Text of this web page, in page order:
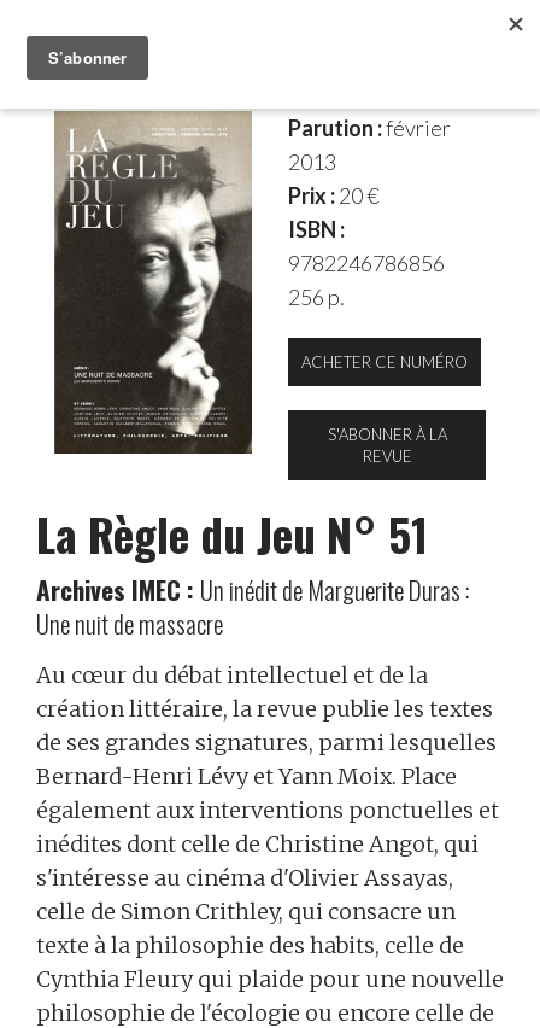
Parution :février
2013
Prix :20 €
ISBN :
9782246786856
256 p.
ACHETER CE NUMÉRO
S'ABONNER À LA
REVUE
La Règle du Jeu N° 51
Archives IMEC : Un inédit de Marguerite Duras :
Une nuit de massacre
Au cœur du débat intellectuel et de la
création littéraire, la revue publie les textes
de ses grandes signatures, parmi lesquelles
Bernard-Henri Lévy et Yann Moix. Place
également aux interventions ponctuelles et
inédites dont celle de Christine Angot, qui
s'intéresse au cinéma d'Olivier Assayas,
celle de Simon Crithley, qui consacre un
texte à la philosophie des habits, celle de
Cynthia Fleury qui plaide pour une nouvelle
philosophie de l'écologie ou encore celle de